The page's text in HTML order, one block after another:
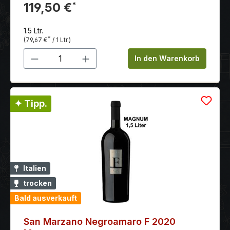
Anlässe.
119,50 €*
1.5 Ltr.
(79,67 €* / 1 Ltr.)
Produkt Anzahl: Gib denIn den Warenkorb
✦ Tipp.
Italien
trocken
Bald ausverkauft
San Marzano Negroamaro F 2020